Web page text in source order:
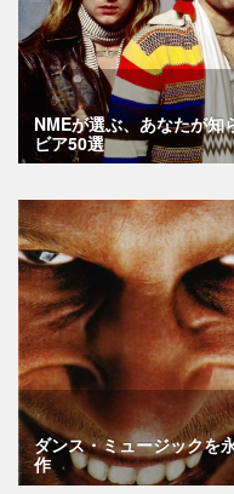
NMEが選ぶ、あなたが知
ビア50選
ダンス・ミュージックを
作